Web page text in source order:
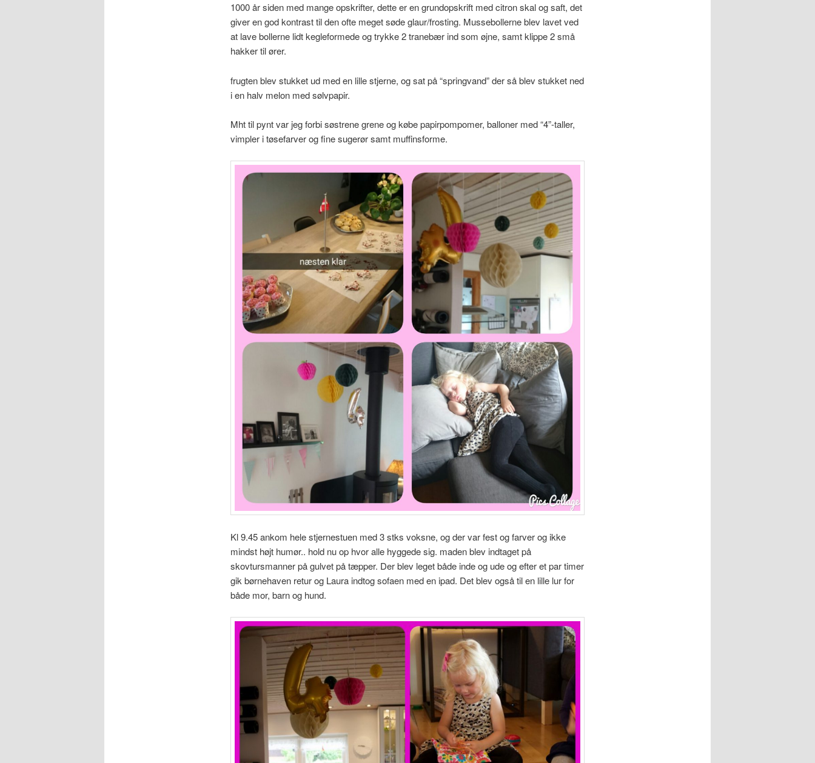
1000 år siden med mange opskrifter, dette er en grundopskrift med citron skal og saft, det
giver en god kontrast til den ofte meget søde glaur/frosting. Mussebollerne blev lavet ved
at lave bollerne lidt kegleformede og trykke 2 tranebær ind som øjne, samt klippe 2 små
hakker til ører.
frugten blev stukket ud med en lille stjerne, og sat på “springvand” der så blev stukket ned
i en halv melon med sølvpapir.
Mht til pynt var jeg forbi søstrene grene og købe papirpompomer, balloner med “4”-taller,
vimpler i tøsefarver og fine sugerør samt muffinsforme.
Kl 9.45 ankom hele stjernestuen med 3 stks voksne, og der var fest og farver og ikke
mindst højt humør.. hold nu op hvor alle hyggede sig. maden blev indtaget på
skovtursmanner på gulvet på tæpper. Der blev leget både inde og ude og efter et par timer
gik børnehaven retur og Laura indtog sofaen med en ipad. Det blev også til en lille lur for
både mor, barn og hund.